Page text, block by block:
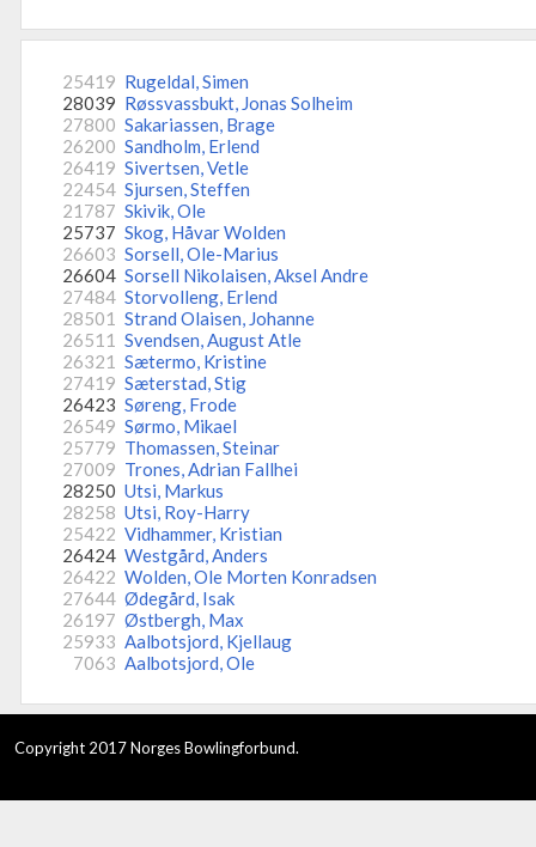
25419 Rugeldal, Simen
28039 Røssvassbukt, Jonas Solheim
27800 Sakariassen, Brage
26200 Sandholm, Erlend
26419 Sivertsen, Vetle
22454 Sjursen, Steffen
21787 Skivik, Ole
25737 Skog, Håvar Wolden
26603 Sorsell, Ole-Marius
26604 Sorsell Nikolaisen, Aksel Andre
27484 Storvolleng, Erlend
28501 Strand Olaisen, Johanne
26511 Svendsen, August Atle
26321 Sætermo, Kristine
27419 Sæterstad, Stig
26423 Søreng, Frode
26549 Sørmo, Mikael
25779 Thomassen, Steinar
27009 Trones, Adrian Fallhei
28250 Utsi, Markus
28258 Utsi, Roy-Harry
25422 Vidhammer, Kristian
26424 Westgård, Anders
26422 Wolden, Ole Morten Konradsen
27644 Ødegård, Isak
26197 Østbergh, Max
25933 Aalbotsjord, Kjellaug
7063 Aalbotsjord, Ole
Copyright 2017 Norges Bowlingforbund.